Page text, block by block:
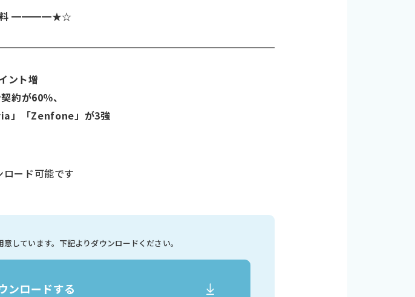
料 ━━━━★☆
ント増
約が60％、
」「Zenfone」が3強
ード可能です
意しています。 下記よりダウンロードください。
ンロードする